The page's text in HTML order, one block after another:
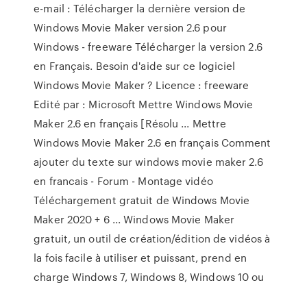
e-mail : Télécharger la dernière version de
Windows Movie Maker version 2.6 pour
Windows - freeware Télécharger la version 2.6
en Français. Besoin d'aide sur ce logiciel
Windows Movie Maker ? Licence : freeware
Edité par : Microsoft Mettre Windows Movie
Maker 2.6 en français [Résolu ... Mettre
Windows Movie Maker 2.6 en français Comment
ajouter du texte sur windows movie maker 2.6
en francais - Forum - Montage vidéo
Téléchargement gratuit de Windows Movie
Maker 2020 + 6 ... Windows Movie Maker
gratuit, un outil de création/édition de vidéos à
la fois facile à utiliser et puissant, prend en
charge Windows 7, Windows 8, Windows 10 ou